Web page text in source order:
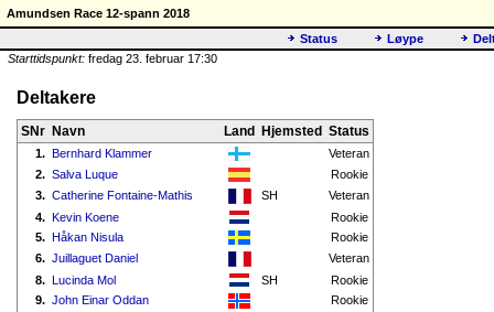
Amundsen Race 12-spann 2018
Status
Løype
Starttidspunkt: fredag 23. februar 17:30
Deltakere
SNr Navn Land Hjemsted Status
1. Bernhard Klammer
Veteran
2. Salva Luque
Rookie
3. Catherine Fontaine-Mathis SH
Veteran
4. Kevin Koene
Rookie
5. Håkan Nisula
Rookie
6. Juillaguet Daniel
Veteran
8. Lucinda Mol SH
Rookie
9. John Einar Oddan
Rookie